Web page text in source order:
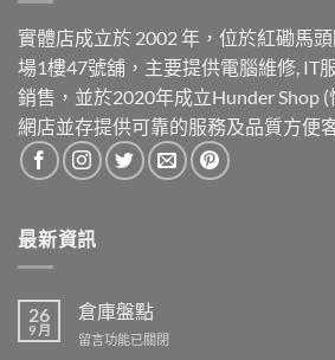
實體店成立於 2002 年，位於紅磡馬
場1樓47號舖，主要提供電腦維修, IT
銷售，並於2020年成立Hunder Shop (
網店並存提供可靠的服務及品質方便
最新資訊
26
9 月
倉庫盤點
在
留言功能已關閉